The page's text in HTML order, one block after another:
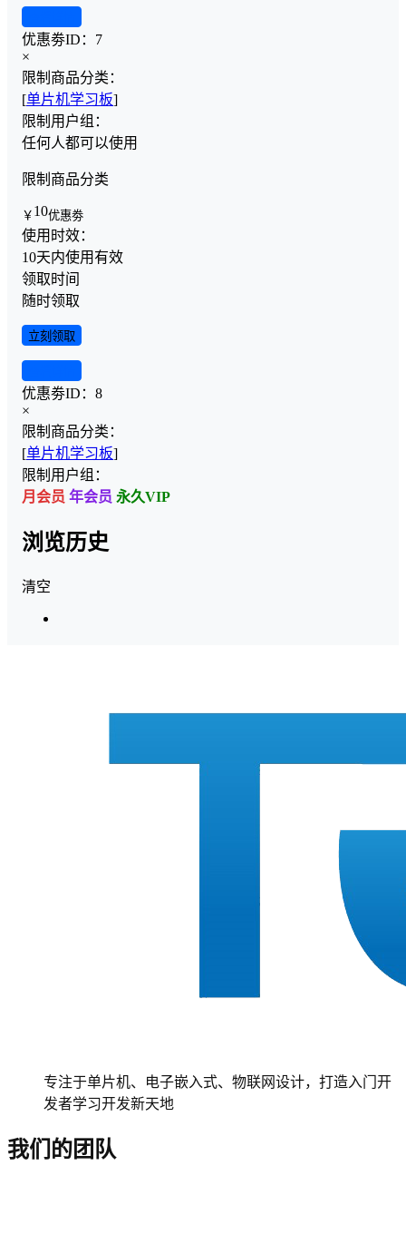
优惠劵ID： 7
×
限制商品分类：
[单片机学习板]
限制用户组：
任何人都可以使用
限制商品分类
￥ 10优惠劵
使用时效：
10天内使用有效
领取时间
随时领取
立刻领取
优惠劵ID： 8
×
限制商品分类：
[单片机学习板]
限制用户组：
月会员 年会员 永久VIP
浏览历史
清空
专注于单片机、电子嵌入式、物联网设计，打造入门开
发者学习开发新天地
我们的团队